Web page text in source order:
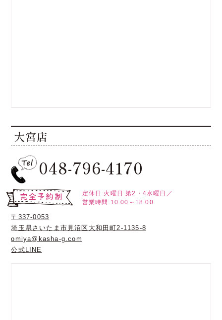
大宮店
048-796-4170
定休日:火曜日 第2・4水曜日／
営業時間:10:00～18:00
〒337-0053
埼玉県さいたま市見沼区大和田町2-1135-8
omiya@kasha-g.com
公式LINE